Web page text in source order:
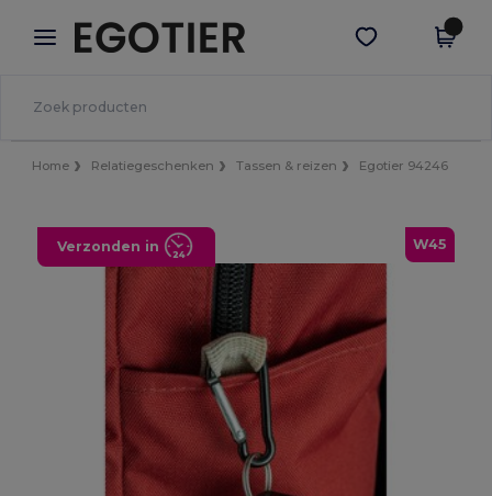
× Egotier-app
Betere prijzen in de app!
Download app
Home Relatiegeschenken Tassen & reizen Egotier 94246
W45
Verzonden in